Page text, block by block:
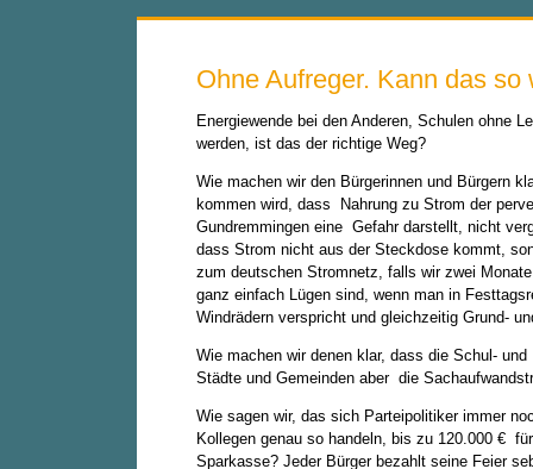
Ohne Aufreger. Kann das so
Energiewende bei den Anderen, Schulen ohne
werden, ist das der richtige Weg?
Wie machen wir den Bürgerinnen und Bürgern
kommen wird, dass Nahrung zu Strom der
Gundremmingen eine Gefahr darstellt, nicht
dass Strom nicht aus der Steckdose kommt,
zum deutschen Stromnetz, falls wir zwei
ganz einfach Lügen sind, wenn man in
Windrädern verspricht und gleichzeitig Grund-
Wie machen wir denen klar, dass die Schul-
Städte und Gemeinden aber die
Wie sagen wir, das sich Parteipolitiker immer
Kollegen genau so handeln, bis zu 120.000 €
Sparkasse? Jeder Bürger bezahlt seine Feier